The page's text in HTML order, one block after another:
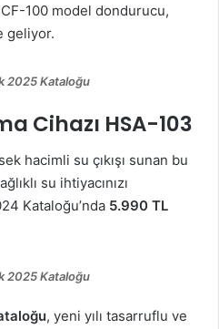
100 model dondurucu,
geliyor.
2025 Kataloğu
Cihazı HSA-103
hacimli su çıkışı sunan bu
su ihtiyacınızı
Kataloğu’nda 5.990 TL
2025 Kataloğu
, yeni yılı tasarruflu ve